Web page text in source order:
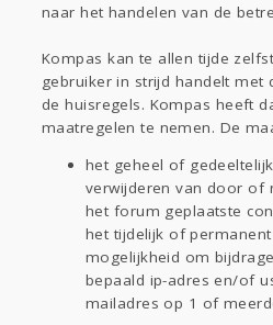
naar het handelen van de
Kompas kan te allen tijde
gebruiker in strijd handelt
de huisregels. Kompas heeft
maatregelen te nemen. De
het geheel of
verwijderen van door of
het forum geplaatste
het tijdelijk of
mogelijkheid om
bepaald ip-adres en/of
mailadres op 1 of